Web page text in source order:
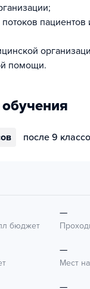
помощи.
после 9
бюджет
—
—
Мест
—